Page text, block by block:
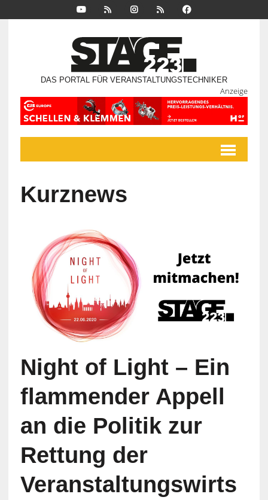
DAS PORTAL FÜR VERANSTALTUNGSTECHNIKER
Anzeige
Kurznews
Night of Light – Ein
flammender Appell
an die Politik zur
Rettung der
Veranstaltungswirts